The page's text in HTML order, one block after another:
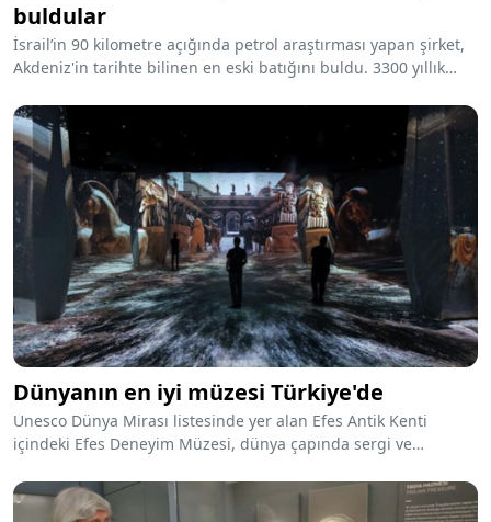
buldular
İsrail’in 90 kilometre açığında petrol araştırması yapan şirket,
Akdeniz'in tarihte bilinen en eski batığını buldu. 3300 yıllık
Dünyanın en iyi müzesi Türkiye'de
Unesco Dünya Mirası listesinde yer alan Efes Antik Kenti
içindeki Efes Deneyim Müzesi, dünya çapında sergi ve
Awards'ta 'En İyi Müze' seçildi.